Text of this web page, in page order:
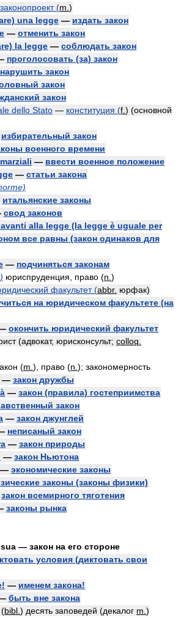
законопроект (m. )
una legge — издать закон
— отменить закон
la legge — соблюдать закон
проголосовать (за) закон
нарушить закон
закон
закон
dello Stato — конституция (f. ) (основной
избирательный закон
военного времени
— ввести военное положение
— статьи закона
итальянские законы
свод законов
alla legge (la legge è uguale per
все равны (закон одинаков для
— подчиняться законам
юриспруденция, право (n. )
факультет (abbr. юрфак)
на юридическом факультете (на
окончить юридический факультет
(адвокат, юрисконсульт; colloq.
(m. ), право (n. ); закономерность
— закон дружбы
— закон (правила) гостеприимства
закон
— закон джунглей
неписаный закон
— закон природы
— закон Ньютона
— экономические законы
законы (законы физики)
закон всемирного тяготения
законы рынка
— закон на его стороне
условия (диктовать свои
— именем закона!
быть вне закона
bibl. ) десять заповедей (декалог m. )